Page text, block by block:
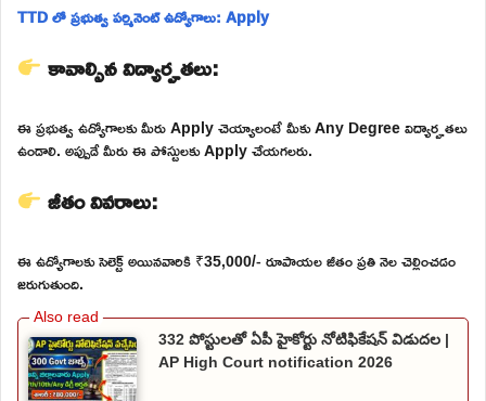
TTD లో ప్రభుత్వ పర్మినెంట్ ఉద్యోగాలు: Apply
కావాల్సిన విద్యార్హతలు:
ఈ ప్రభుత్వ ఉద్యోగాలకు మీరు Apply చెయ్యాలంటే మీకు Any Degree విద్యార్హతలు
ఉండాలి. అప్పుడే మీరు ఈ పోస్టులకు Apply చేయగలరు.
జీతం వివరాలు:
ఈ ఉద్యోగాలకు సెలెక్ట్ అయినవారికి ₹35,000/- రూపాయల జీతం ప్రతి నెల చెల్లించడం
జరుగుతుంది.
332 పోస్టులతో ఏపీ హైకోర్టు నోటిఫికేషన్ విడుదల |
AP High Court notification 2026